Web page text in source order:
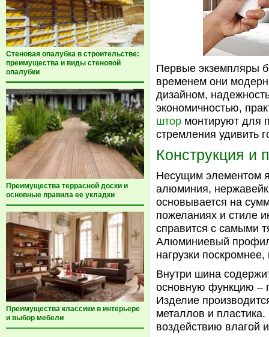
Стеновая опалубка в строительстве:
преимущества и виды стеновой
опалубки
Преимущества террасной доски и
основные правила ее укладки
Преимущества классики в интерьере
и выбор мебели
Первые экземпляры
временем они
дизайном,
экономичностью,
штор монтируют для
стремления удивить
Конструкция и
Несущим элементом
алюминия,
основывается на
пожеланиях и стиле
справится с самыми
Алюминиевый
нагрузки
Внутри шина
основную функцию –
Изделие
металлов и пластика.
воздействию влагой